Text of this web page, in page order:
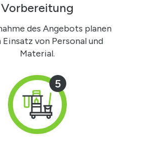
Vorbereitung
des Angebots planen
von Personal und
Material.
5